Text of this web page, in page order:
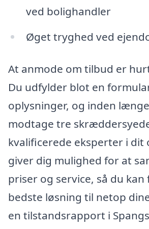
ved bolighandler
Øget tryghed ved
At anmode om tilbud er
Du udfylder blot en
oplysninger, og inden
modtage tre
kvalificerede eksperter i dit
giver dig mulighed for at
priser og service, så du kan
bedste løsning til netop
en tilstandsrapport i